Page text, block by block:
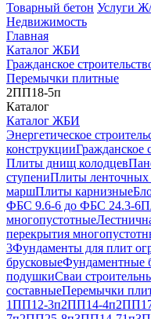
Товарный бетон Услуги
Недвижимость
Главная
Каталог ЖБИ
Гражданское
Перемычки плитные
2ПП18-5п
Каталог
Каталог ЖБИ
Энергетическое
конструкцииГражданское
Плиты днищ колодцев
ступениПлиты ленточных
маршПлиты карнизные
ФБС 9.6-6 до ФБС 24.3-6
многопустотные
перекрытия
3Фундаменты для плит
брусковыеФундаментные
подушкиСваи
составныеПеремычки
1ПП12-3п2ПП14-4п